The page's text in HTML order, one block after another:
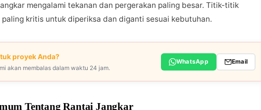
mengalami tekanan dan pergerakan paling besar. Titik-titik
kritis untuk diperiksa dan diganti sesuai kebutuhan.
proyek Anda?
akan membalas dalam waktu 24 jam.
WhatsApp Email
Tentang Rantai Jangkar